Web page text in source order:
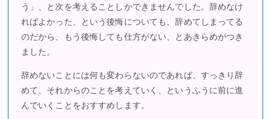
う」、と次を考えることしかできませんでした。辞めなけ
ればよかった、という後悔についても、辞めてしまってる
のだから、もう後悔しても仕方がない、とあきらめがつき
ました。
辞めないことには何も変わらないのであれば、すっきり辞
めて、それからのことを考えていく、というふうに前に進
んでいくことをおすすめします。